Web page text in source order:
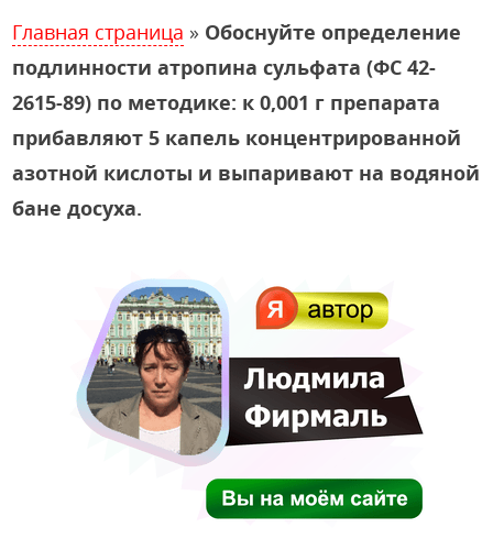
Главная страница » Обоснуйте определение
подлинности атропина сульфата (ФС 42-
2615-89) по методике: к 0,001 г препарата
прибавляют 5 капель концентрированной
азотной кислоты и выпаривают на водяной
бане досуха.